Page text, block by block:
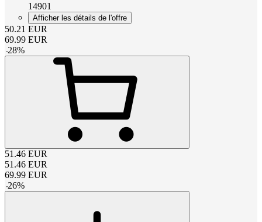
14901
Afficher les détails de l'offre
50.21 EUR
69.99 EUR
-28%
51.46 EUR
51.46 EUR
69.99 EUR
-26%